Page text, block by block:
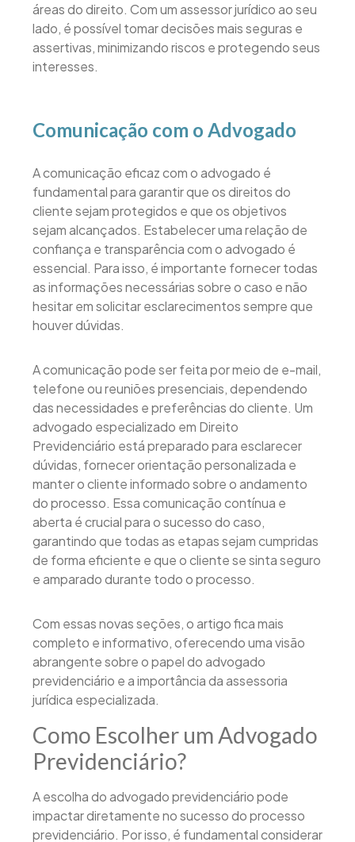
áreas do direito. Com um assessor jurídico ao seu
lado, é possível tomar decisões mais seguras e
assertivas, minimizando riscos e protegendo seus
interesses.
Comunicação com o Advogado
A comunicação eficaz com o advogado é
fundamental para garantir que os direitos do
cliente sejam protegidos e que os objetivos
sejam alcançados. Estabelecer uma relação de
confiança e transparência com o advogado é
essencial. Para isso, é importante fornecer todas
as informações necessárias sobre o caso e não
hesitar em solicitar esclarecimentos sempre que
houver dúvidas.
A comunicação pode ser feita por meio de e-mail,
telefone ou reuniões presenciais, dependendo
das necessidades e preferências do cliente. Um
advogado especializado em Direito
Previdenciário está preparado para esclarecer
dúvidas, fornecer orientação personalizada e
manter o cliente informado sobre o andamento
do processo. Essa comunicação contínua e
aberta é crucial para o sucesso do caso,
garantindo que todas as etapas sejam cumpridas
de forma eficiente e que o cliente se sinta seguro
e amparado durante todo o processo.
Com essas novas seções, o artigo fica mais
completo e informativo, oferecendo uma visão
abrangente sobre o papel do advogado
previdenciário e a importância da assessoria
jurídica especializada.
Como Escolher um Advogado
Previdenciário?
A escolha do advogado previdenciário pode
impactar diretamente no sucesso do processo
previdenciário. Por isso, é fundamental considerar